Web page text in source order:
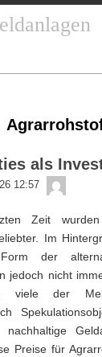
to
content
to
NAV_MENU-
to
NAV_MENU-
to
NAV_MENU-
to
NAV_MENU-
to
MSCHANDL
to
TEXT-
to
TEXT-
to
TEXT-
als
12:57
Zeit wurden
Im
der
jedoch nicht
viele der
Preise für